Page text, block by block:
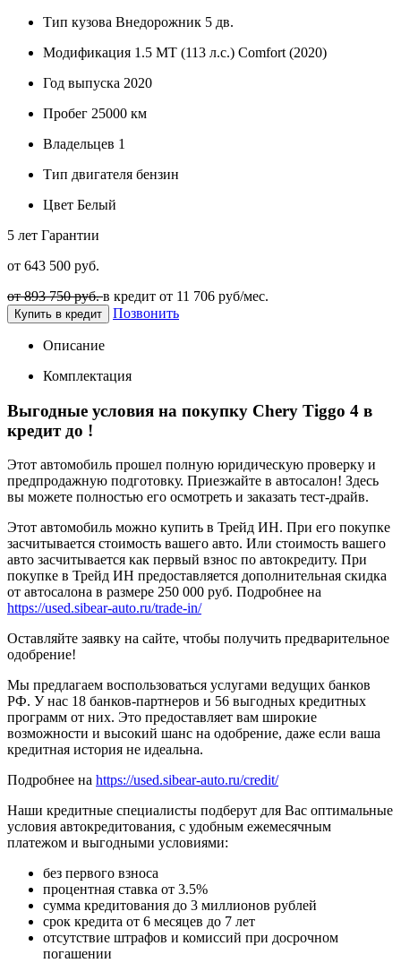
Тип кузова Внедорожник 5 дв.
Модификация 1.5 MT (113 л.с.) Comfort (2020)
Год выпуска 2020
Пробег 25000 км
Владельцев 1
Тип двигателя бензин
Цвет Белый
5 лет Гарантии
от 643 500 руб.
от 893 750 руб.в кредит от 11 706 руб/мес.
Купить в кредит Позвонить
Описание
Комплектация
Выгодные условия на покупку Chery Tiggo 4 в
кредит до !
Этот автомобиль прошел полную юридическую проверку и
предпродажную подготовку. Приезжайте в автосалон! Здесь
вы можете полностью его осмотреть и заказать тест-драйв.
Этот автомобиль можно купить в Трейд ИН. При его покупке
засчитывается стоимость вашего авто. Или стоимость вашего
авто засчитывается как первый взнос по автокредиту. При
покупке в Трейд ИН предоставляется дополнительная скидка
от автосалона в размере 250 000 руб. Подробнее на
https://used.sibear-auto.ru/trade-in/
Оставляйте заявку на сайте, чтобы получить предварительное
одобрение!
Мы предлагаем воспользоваться услугами ведущих банков
РФ. У нас 18 банков-партнеров и 56 выгодных кредитных
программ от них. Это предоставляет вам широкие
возможности и высокий шанс на одобрение, даже если ваша
кредитная история не идеальна.
Подробнее на https://used.sibear-auto.ru/credit/
Наши кредитные специалисты подберут для Вас оптимальные
условия автокредитования, с удобным ежемесячным
платежом и выгодными условиями:
без первого взноса
процентная ставка от 3.5%
сумма кредитования до 3 миллионов рублей
срок кредита от 6 месяцев до 7 лет
отсутствие штрафов и комиссий при досрочном
погашении